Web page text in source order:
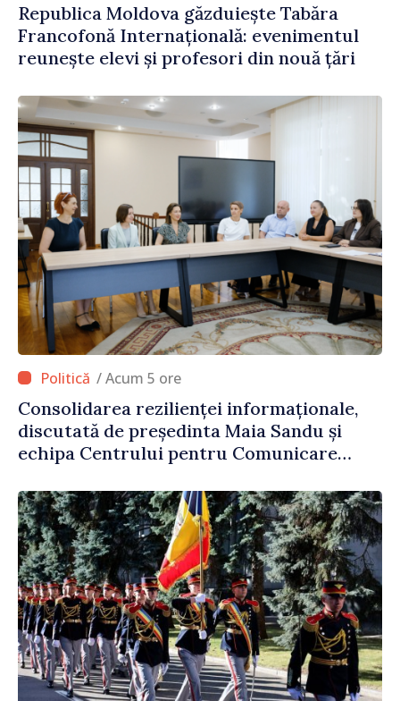
Republica Moldova găzduiește Tabăra
Francofonă Internațională: evenimentul
reunește elevi și profesori din nouă țări
/ Acum 5 ore
Consolidarea rezilienței informaționale,
discutată de președinta Maia Sandu și
echipa Centrului pentru Comunicare
Dezinformării